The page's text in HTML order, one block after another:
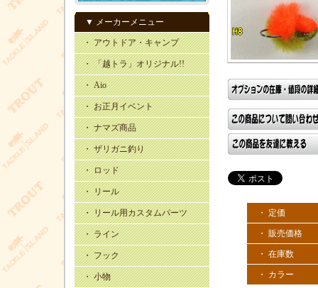
▼ メーカーメニュー
・ アウトドア・キャンプ
・ 「越トラ」オリジナル!!
・ Aio
・ お正月イベント
・ ナマズ商品
・ ザリガニ釣り
・ ロッド
・ リール
・ リール用カスタムパーツ
・ ライン
・ フック
・ 小物
・ 定価
・ 販売価格
・ 在庫数
・ カラー